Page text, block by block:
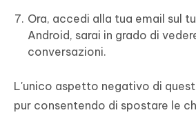
Ora, accedi alla tua email sul
Android, sarai in grado di
conversazioni.
L'unico aspetto negativo di
pur consentendo di spostare le